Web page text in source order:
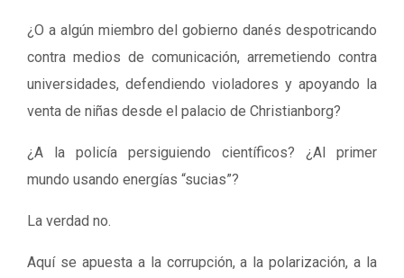
¿O a algún miembro del gobierno danés despotricando
contra medios de comunicación, arremetiendo contra
universidades, defendiendo violadores y apoyando la
venta de niñas desde el palacio de Christianborg?
¿A la policía persiguiendo científicos? ¿Al primer
mundo usando energías “sucias”?
La verdad no.
Aquí se apuesta a la corrupción, a la polarización, a la